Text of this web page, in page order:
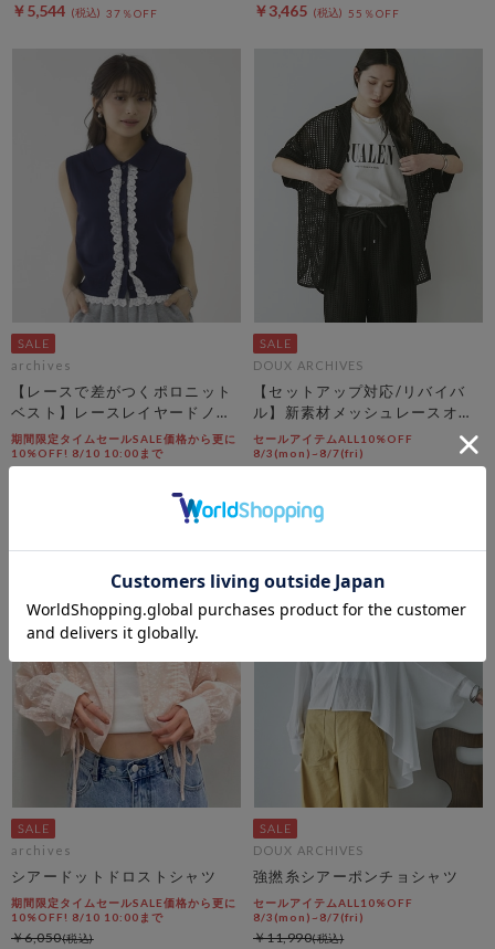
￥5,544 37％OFF ￥3,465 55％OFF
archives
【レースで差がつくポロニット
ベスト】レースレイヤードノー
スリポロニットベスト
期間限定タイムセールSALE価格から更に
10%OFF! 8/10 10:00まで
DOUX ARCHIVES
【セットアップ対応/リバイバ
ル】新素材メッシュレースオー
バーシャツ
セールアイテムALL10%OFF
8/3(mon)~8/7(fri)
archives
シアードットドロストシャツ
期間限定タイムセールSALE価格から更に
10%OFF! 8/10 10:00まで
￥6,050
DOUX ARCHIVES
強撚糸シアーポンチョシャツ
セールアイテムALL10%OFF
8/3(mon)~8/7(fri)
￥11,990